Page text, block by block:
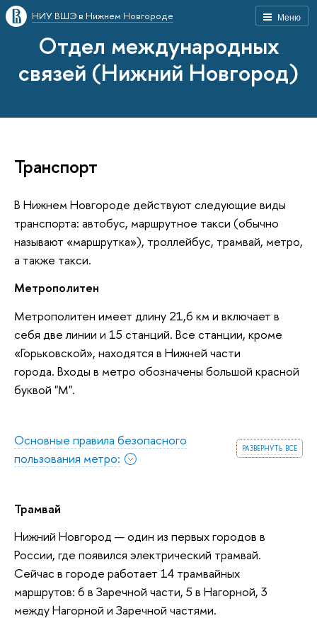
Меню
НИУ ВШЭ в Нижнем Новгороде
Отдел международных
связей (Нижний Новгород)
Транспорт
В Нижнем Новгороде действуют следующие виды
транспорта: автобус, маршрутное такси (обычно
называют «маршрутка»), троллейбус, трамвай, метро,
а также такси.
Метрополитен
Метрополитен имеет длину 21,6 км и включает в
себя две линии и 15 станций. Все станции, кроме
«Горьковской», находятся в Нижней части
города. Входы в метро обозначены большой красной
буквой "М".
развернуть все
Основные правила безопасного
пользования метро:
Трамвай
Нижний Новгород — один из первых городов в
России, где появился электрический трамвай.
Сейчас в городе работает 14 трамвайных
маршрутов: 6 в Заречной части, 5 в Нагорной, 3
между Нагорной и Заречной частями.